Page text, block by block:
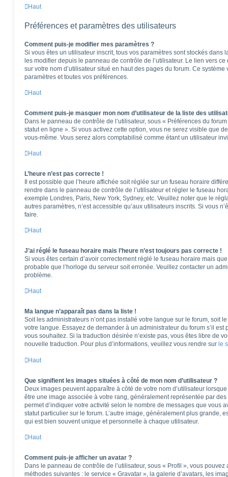
Haut
Préférences et paramètres des utilisateurs
Comment puis-je modifier mes paramètres ?
Si vous êtes un utilisateur inscrit, tous vos paramètres sont stockés dans
les modifier depuis le panneau de contrôle de l’utilisateur. Le lien vers
sur votre nom d’utilisateur situé en haut des pages du forum. Ce
paramètres et toutes vos préférences.
Haut
Comment puis-je masquer mon nom d’utilisateur de la liste des
Dans le panneau de contrôle de l’utilisateur, sous « Préférences du
statut en ligne ». Si vous activez cette option, vous ne serez visible que
vous-même. Vous serez alors comptabilisé comme étant un utilisateur
Haut
L’heure n’est pas correcte !
Il est possible que l’heure affichée soit réglée sur un fuseau horaire
rendre dans le panneau de contrôle de l’utilisateur et régler le fuseau
exemple Londres, Paris, New York, Sydney, etc. Veuillez noter que le
autres paramètres, n’est accessible qu’aux utilisateurs inscrits. Si vous
faire.
Haut
J’ai réglé le fuseau horaire mais l’heure n’est toujours pas correcte !
Si vous êtes certain d’avoir correctement réglé le fuseau horaire mais
probable que l’horloge du serveur soit erronée. Veuillez contacter un
problème.
Haut
Ma langue n’apparaît pas dans la liste !
Soit les administrateurs n’ont pas installé votre langue sur le forum, soit
votre langue. Essayez de demander à un administrateur du forum s’il
vous souhaitez. Si la traduction désirée n’existe pas, vous êtes libre de
nouvelle traduction. Pour plus d’informations, veuillez vous rendre sur le
Haut
Que signifient les images situées à côté de mon nom d’utilisateur ?
Deux images peuvent apparaître à côté de votre nom d’utilisateur
être une image associée à votre rang, généralement représentée par
permet d’indiquer votre activité selon le nombre de messages que vous
statut particulier sur le forum. L’autre image, généralement plus grande,
qui est bien souvent unique et personnelle à chaque utilisateur.
Haut
Comment puis-je afficher un avatar ?
Dans le panneau de contrôle de l’utilisateur, sous « Profil », vous
méthodes suivantes : le service « Gravatar », la galerie d’avatars, les